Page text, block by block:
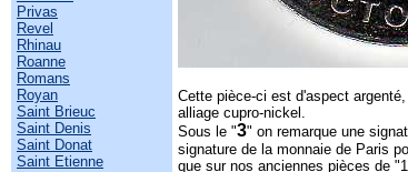
Privas
Revel
Rhinau
Roanne
Romans
Royan
Saint Brieuc
Saint Denis
Saint Donat
Saint Etienne
Cette pièce-ci est d'aspect
alliage cupro-nickel.
Sous le "3" on remarque une
signature de la monnaie de Paris
que sur nos anciennes pièces de